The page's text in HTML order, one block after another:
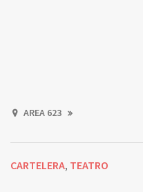
AREA 623
CARTELERA, TEATRO